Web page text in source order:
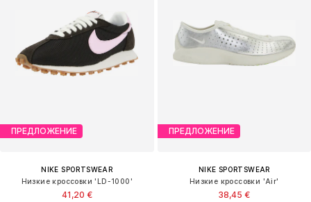
ПРЕДЛОЖЕНИЕ
NIKE SPORTSWEAR
Низкие кроссовки 'LD-1000'
41,20 €
ПРЕДЛОЖЕНИЕ
NIKE SPORTSWEAR
Низкие кроссовки 'Air'
38,45 €